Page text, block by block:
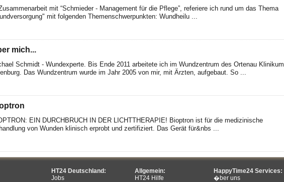
mit “Schmieder - Management für die Pflege”, referiere ich rund um das Thema
mit folgenden Themenschwerpunkten: Wundheilu ...
mich...
Schmidt - Wundexperte. Bis Ende 2011 arbeitete ich im Wundzentrum des Ortenau Klinikum
Das Wundzentrum wurde im Jahr 2005 von mir, mit Ärzten, aufgebaut. So ...
EIN DURCHBRUCH IN DER LICHTTHERAPIE! Bioptron ist für die medizinische
von Wunden klinisch erprobt und zertifiziert. Das Gerät für&nbs ...
HT24 Deutschland:
Jobs
Allgemein:
HT24 Hilfe
HappyTime24 Services:
�ber uns